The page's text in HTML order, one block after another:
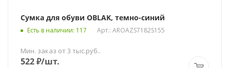
Сумка для обуви OBLAK, темно-синий
Есть в наличии: 117 Арт.: AROAZS7182S155
Мин. заказ от 3 тыс.руб..
522₽/шт.